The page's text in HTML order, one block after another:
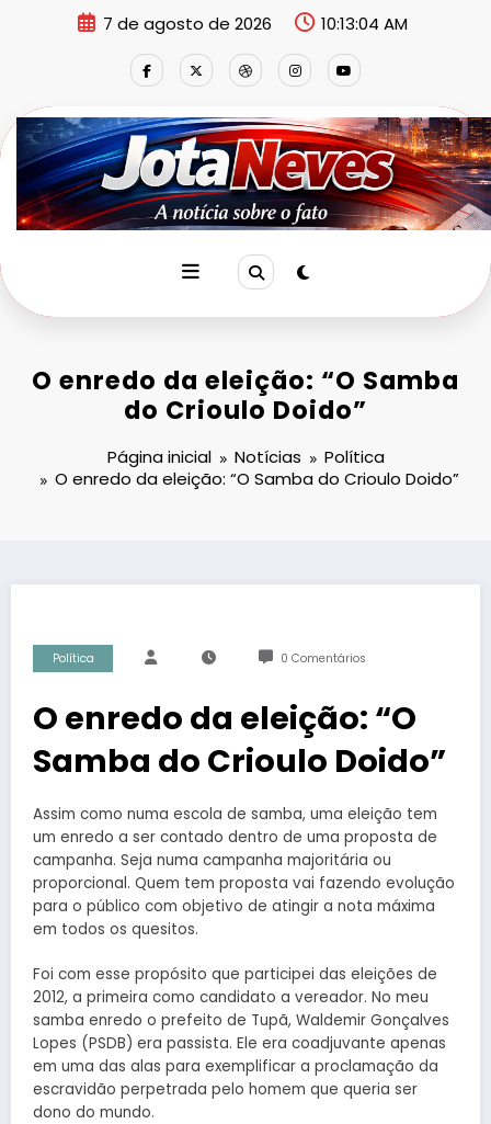
7 de agosto de 2026 10:13:05 AM
O enredo da eleição: “O Samba
do Crioulo Doido”
Página inicial Notícias
Política
O enredo da eleição: “O Samba do Crioulo Doido”
Política 0 Comentários
O enredo da eleição: “O
Samba do Crioulo Doido”
Assim como numa escola de samba, uma eleição tem
um enredo a ser contado dentro de uma proposta de
campanha. Seja numa campanha majoritária ou
proporcional. Quem tem proposta vai fazendo evolução
para o público com objetivo de atingir a nota máxima
em todos os quesitos.
Foi com esse propósito que participei das eleições de
2012, a primeira como candidato a vereador. No meu
samba enredo o prefeito de Tupã, Waldemir Gonçalves
Lopes (PSDB) era passista. Ele era coadjuvante apenas
em uma das alas para exemplificar a proclamação da
escravidão perpetrada pelo homem que queria ser
dono do mundo.